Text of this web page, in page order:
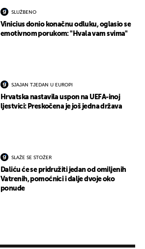
SLUŽBENO
Vinicius donio konačnu odluku, oglasio se
emotivnom porukom: "Hvala vam svima"
SJAJAN TJEDAN U EUROPI
Hrvatska nastavila uspon na UEFA-inoj
ljestvici: Preskočena je još jedna država
SLAŽE SE STOŽER
Daliću će se pridružiti jedan od omiljenih
Vatrenih, pomoćnici i dalje dvoje oko
ponude